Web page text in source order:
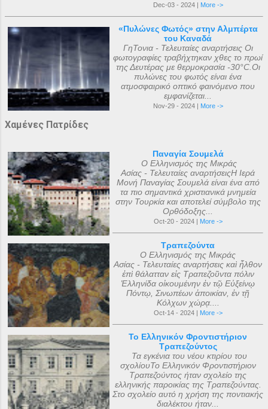
Dec-03 - 2024 | More ->
«Πυλώνες Φωτός» στην Αλμπέρτα
του Καναδά
ΓηΤονια - Τελευταίες αναρτήσεις Οι
φωτογραφίες τραβήχτηκαν χθες το πρωί
της Δευτέρας με θερμοκρασία -30°C.Οι
πυλώνες του φωτός είναι ένα
ατμοσφαιρικό οπτικό φαινόμενο που
εμφανίζεται...
Nov-29 - 2024 | More ->
Χαμένες Πατρίδες
Παναγία Σουμελά
Ο Ελληνισμός της Μικράς
Ασίας - Τελευταίες αναρτήσειςΗ Ιερά
Μονή Παναγίας Σουμελά είναι ένα από
τα πιο σημαντικά χριστιανικά μνημεία
στην Τουρκία και αποτελεί σύμβολο της
Ορθόδοξης...
Oct-20 - 2024 | More ->
Τραπεζούντα
Ο Ελληνισμός της Μικράς
Ασίας - Τελευταίες αναρτήσεις καὶ ἦλθον
ἐπὶ θάλατταν εἰς Τραπεζοῦντα πόλιν
Ἑλληνίδα οἰκουμένην ἐν τῷ Εὐξείνῳ
Πόντῳ, Σινωπέων ἀποικίαν, ἐν τῇ
Κόλχων χώρᾳ....
Oct-14 - 2024 | More ->
Το Ελληνικόν Φροντιστήριον
Τραπεζούντος
Τα εγκένια του νέου κτιρίου του
σχολίουΤο Ελληνικόν Φροντιστήριον
Τραπεζούντος ήταν σχολείο της
ελληνικής παροικίας της Τραπεζούντας.
Στο σχολείο αυτό η χρήση της ποντιακής
διαλέκτου ήταν...